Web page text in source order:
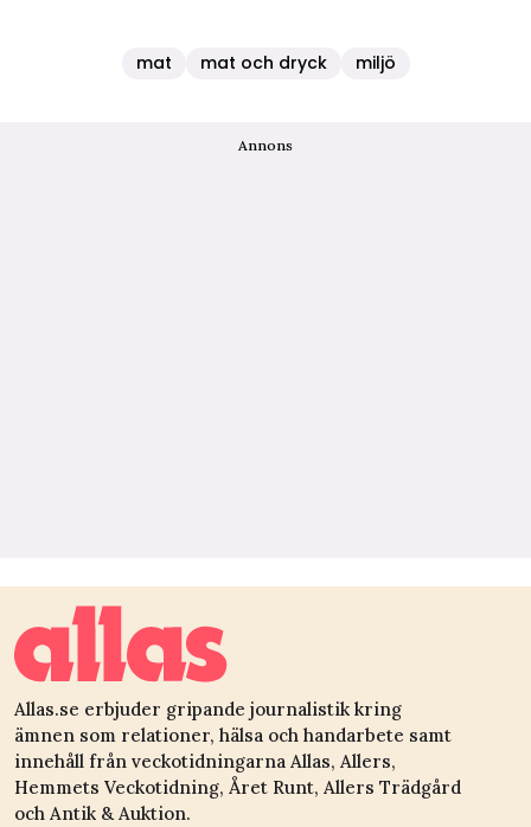
mat mat och dryck miljö
Annons
Allas.se erbjuder gripande journalistik kring
ämnen som relationer, hälsa och handarbete samt
innehåll från veckotidningarna Allas, Allers,
Hemmets Veckotidning, Året Runt, Allers Trädgård
och Antik & Auktion.